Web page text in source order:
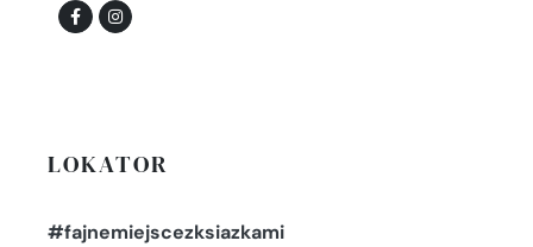
LOKATOR
#fajnemiejscezksiazkami